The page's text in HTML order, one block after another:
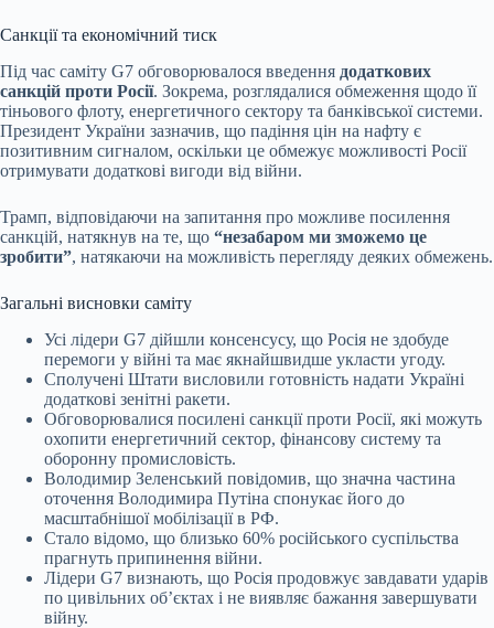
Санкції та економічний тиск
Під час саміту G7 обговорювалося введення додаткових
санкцій проти Росії. Зокрема, розглядалися обмеження щодо її
тіньового флоту, енергетичного сектору та банківської системи.
Президент України зазначив, що падіння цін на нафту є
позитивним сигналом, оскільки це обмежує можливості Росії
отримувати додаткові вигоди від війни.
Трамп, відповідаючи на запитання про можливе посилення
санкцій, натякнув на те, що “незабаром ми зможемо це
зробити”, натякаючи на можливість перегляду деяких обмежень.
Загальні висновки саміту
Усі лідери G7 дійшли консенсусу, що Росія не здобуде
перемоги у війні та має якнайшвидше укласти угоду.
Сполучені Штати висловили готовність надати Україні
додаткові зенітні ракети.
Обговорювалися посилені санкції проти Росії, які можуть
охопити енергетичний сектор, фінансову систему та
оборонну промисловість.
Володимир Зеленський повідомив, що значна частина
оточення Володимира Путіна спонукає його до
масштабнішої мобілізації в РФ.
Стало відомо, що близько 60% російського суспільства
прагнуть припинення війни.
Лідери G7 визнають, що Росія продовжує завдавати ударів
по цивільних об’єктах і не виявляє бажання завершувати
війну.